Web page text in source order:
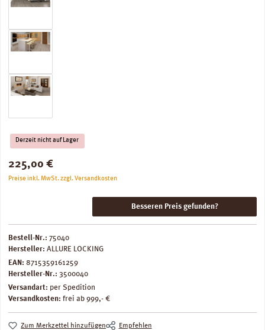
Derzeit nicht auf Lager
Regulärer Preis:
225,00 €
Preise inkl. MwSt. zzgl. Versandkosten
Besseren Preis gefunden?
Bestell-Nr.: 75040
Hersteller: ALLURE LOCKING
EAN: 8715359161259
Hersteller-Nr.: 3500040
Versandart: per Spedition
Versandkosten: frei ab 999,- €
Zum Merkzettel hinzufügen Empfehlen